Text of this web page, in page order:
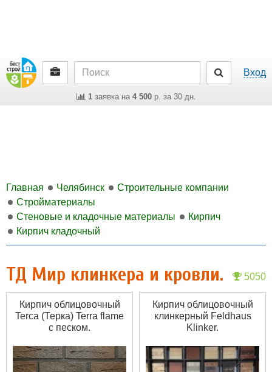
Вход
1заявка на 4 500р. за 30 дн.
Главная Челябинск
Строительные компании
Стройматериалы
Стеновые и кладочные материалы
Кирпич
Кирпич кладочный
5050
ТД Мир клинкера и кровли.
Кирпич облицовочный
Terca (Терка) Terra flame
с песком.
Кирпич облицовочный
клинкерный Feldhaus
Klinker.